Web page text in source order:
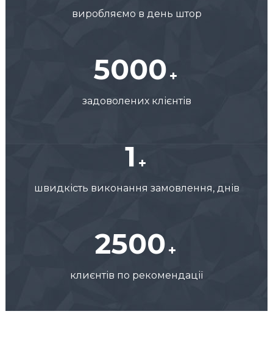
виробляємо в день штор
5000
задоволених клієнтів
1
швидкість виконання замовлення, днів
2500
клиєнтів по рекомендації